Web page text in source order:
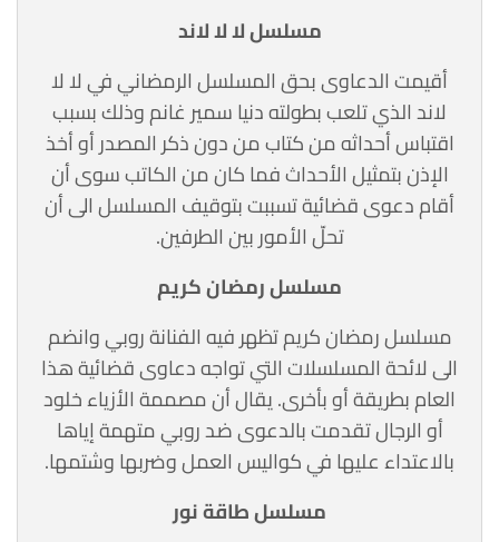
مسلسل لا لا لاند
أقيمت الدعاوى بحق المسلسل الرمضاني في لا لا
لاند الذي تلعب بطولته دنيا سمير غانم وذلك بسبب
اقتباس أحداثه من كتاب من دون ذكر المصدر أو أخذ
الإذن بتمثيل الأحداث فما كان من الكاتب سوى أن
أقام دعوى قضائية تسببت بتوقيف المسلسل الى أن
تحلّ الأمور بين الطرفين.
مسلسل رمضان كريم
مسلسل رمضان كريم تظهر فيه الفنانة روبي وانضم
الى لائحة المسلسلات التي تواجه دعاوى قضائية هذا
العام بطريقة أو بأخرى. يقال أن مصممة الأزياء خلود
أو الرجال تقدمت بالدعوى ضد روبي متهمة إياها
بالاعتداء عليها في كواليس العمل وضربها وشتمها.
مسلسل طاقة نور